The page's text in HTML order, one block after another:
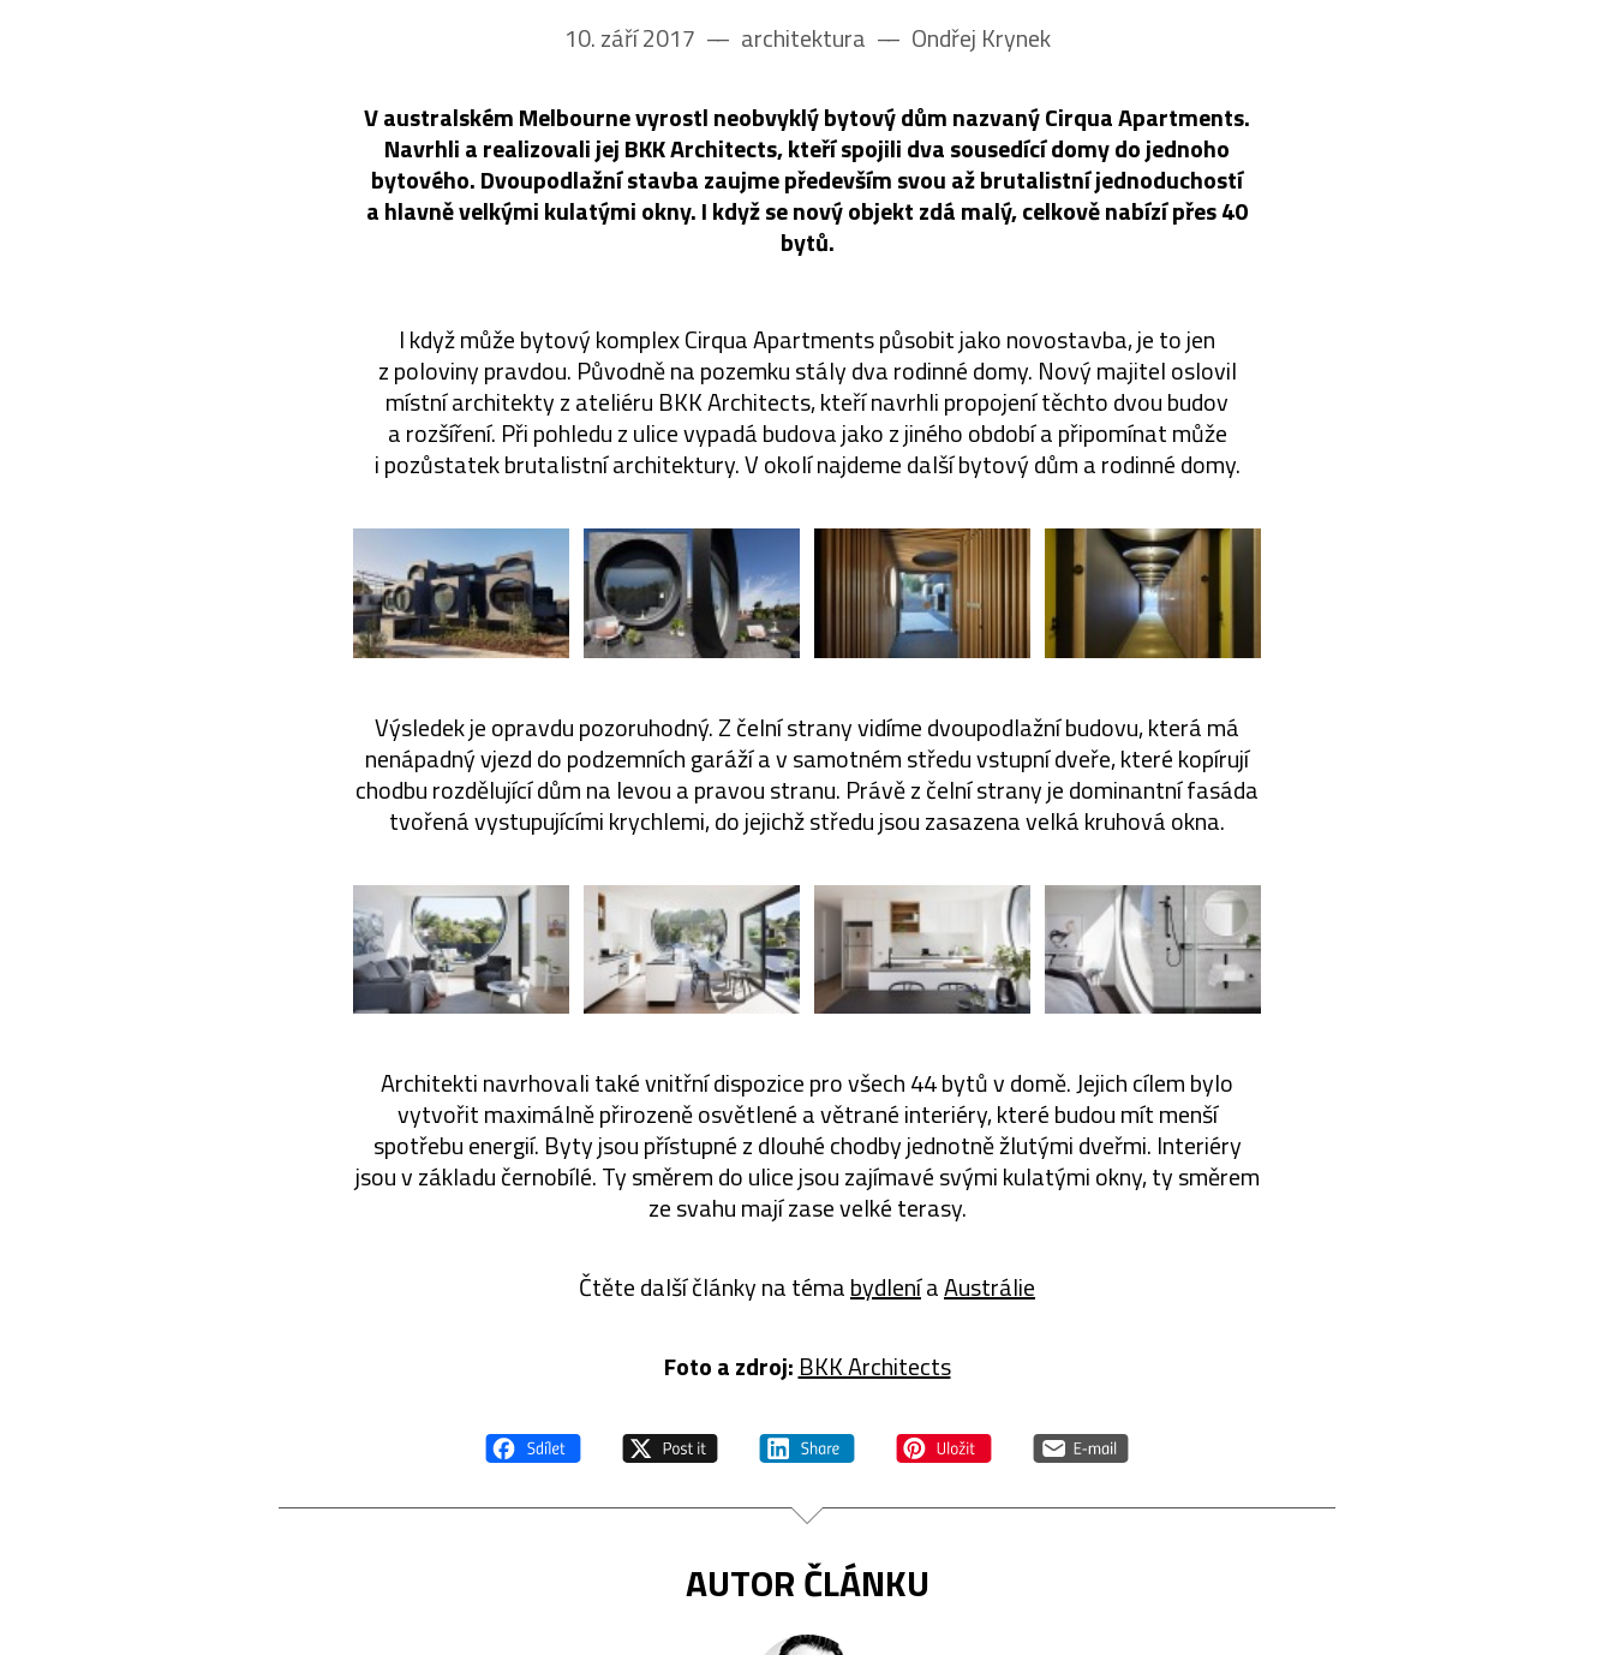
10. září 2017 –– architektura –– Ondřej Krynek
V australském Melbourne vyrostl neobvyklý bytový dům nazvaný Cirqua Apartments.
Navrhli a realizovali jej BKK Architects, kteří spojili dva sousedící domy do jednoho
bytového. Dvoupodlažní stavba zaujme především svou až brutalistní jednoduchostí
a hlavně velkými kulatými okny. I když se nový objekt zdá malý, celkově nabízí přes 40
bytů.
I když může bytový komplex Cirqua Apartments působit jako novostavba, je to jen
z poloviny pravdou. Původně na pozemku stály dva rodinné domy. Nový majitel oslovil
místní architekty z ateliéru BKK Architects, kteří navrhli propojení těchto dvou budov
a rozšíření. Při pohledu z ulice vypadá budova jako z jiného období a připomínat může
i pozůstatek brutalistní architektury. V okolí najdeme další bytový dům a rodinné domy.
Výsledek je opravdu pozoruhodný. Z čelní strany vidíme dvoupodlažní budovu, která má
nenápadný vjezd do podzemních garáží a v samotném středu vstupní dveře, které kopírují
chodbu rozdělující dům na levou a pravou stranu. Právě z čelní strany je dominantní fasáda
tvořená vystupujícími krychlemi, do jejichž středu jsou zasazena velká kruhová okna.
Architekti navrhovali také vnitřní dispozice pro všech 44 bytů v domě. Jejich cílem bylo
vytvořit maximálně přirozeně osvětlené a větrané interiéry, které budou mít menší
spotřebu energií. Byty jsou přístupné z dlouhé chodby jednotně žlutými dveřmi. Interiéry
jsou v základu černobílé. Ty směrem do ulice jsou zajímavé svými kulatými okny, ty směrem
ze svahu mají zase velké terasy.
Čtěte další články na témabydleníaAustrálie
Foto a zdroj:BKK Architects
AUTOR ČLÁNKU